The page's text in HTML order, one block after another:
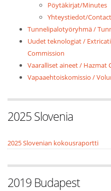
Pöytäkirjat/Minutes
Yhteystiedot/Contact
Tunnelipalotyöryhmä /
Uudet teknologiat /
Commission
Vaaralliset aineet / Hazmat
Vapaaehtoiskomissio /
2025 Slovenia
2025 Slovenian kokousraportti
2019 Budapest